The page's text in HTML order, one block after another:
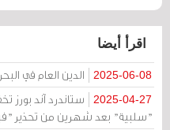
اقرأ أيضا
2025-06-08 الدين العام في
2025-04-27
ستاندرد آند بورز
"سلبية" بعد شهرين من تحذير